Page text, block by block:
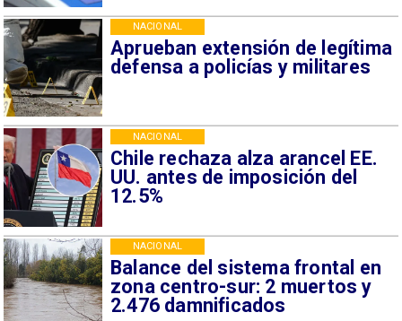
Aprueban extensión de legítima
defensa a policías y militares
NACIONAL
Chile rechaza alza arancel EE.
UU. antes de imposición del
12.5%
NACIONAL
Balance del sistema frontal en
zona centro-sur: 2 muertos y
2.476 damnificados
NACIONAL